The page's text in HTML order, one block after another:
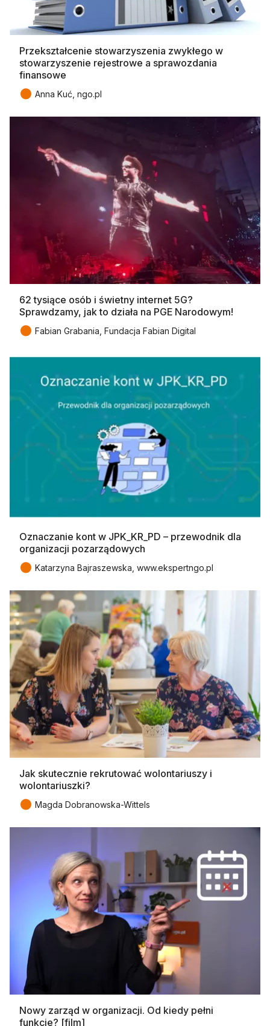
Przekształcenie stowarzyszenia zwykłego w
stowarzyszenie rejestrowe a sprawozdania
finansowe
● Anna Kuć, ngo.pl
62 tysiące osób i świetny internet 5G?
Sprawdzamy, jak to działa na PGE Narodowym!
● Fabian Grabania, Fundacja Fabian Digital
Oznaczanie kont w JPK_KR_PD – przewodnik dla
organizacji pozarządowych
● Katarzyna Bajraszewska, www.ekspertngo.pl
Jak skutecznie rekrutować wolontariuszy i
wolontariuszki?
● Magda Dobranowska-Wittels
Nowy zarząd w organizacji. Od kiedy pełni
funkcje? [film]